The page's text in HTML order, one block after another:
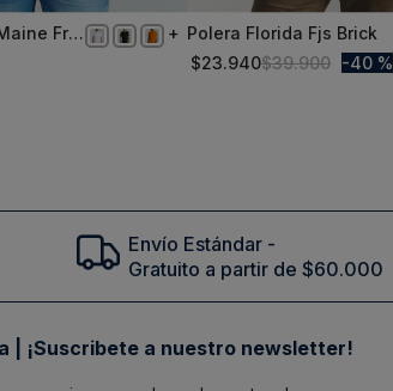
Fr
XL
Polera Florida Fjs Brick
$23.940$39.900 40 %
Envío Estándar -
Gratuito a partir de $60.000
| ¡Suscribete a nuestro newsletter!